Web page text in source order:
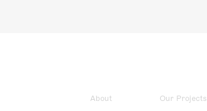
About Our Projects